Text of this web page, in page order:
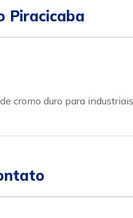
Piracicaba
cromo duro para